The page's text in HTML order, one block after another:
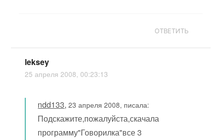
ОТВЕТИТЬ
leksey
25 апреля 2008, 00:23:13
ndd133,23 апреля 2008, писала:
Подскажите,пожалуйста,скачала
программу"Говорилка"все 3